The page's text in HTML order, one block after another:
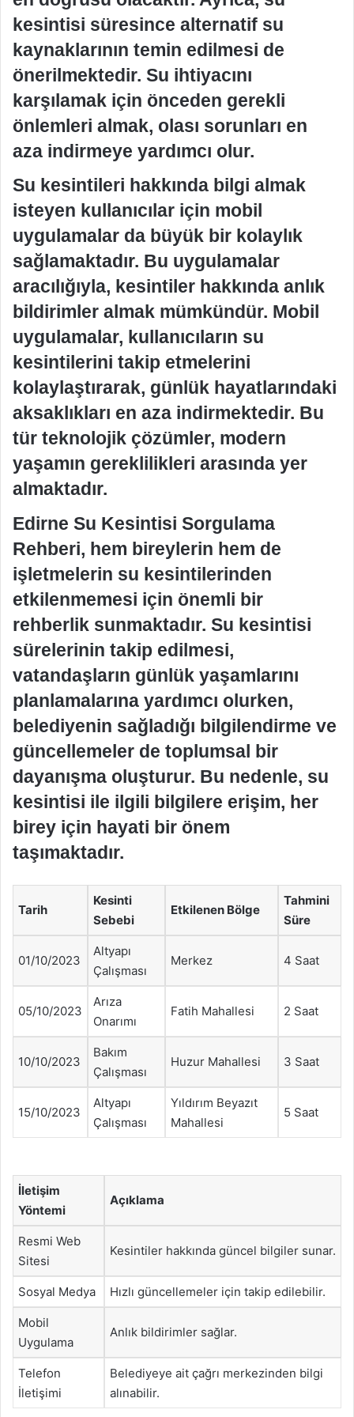
kesintisi süresince alternatif su
kaynaklarının temin edilmesi de
önerilmektedir. Su ihtiyacını
karşılamak için önceden gerekli
önlemleri almak, olası sorunları en
aza indirmeye yardımcı olur.
Su kesintileri hakkında bilgi almak
isteyen kullanıcılar için mobil
uygulamalar da büyük bir kolaylık
sağlamaktadır. Bu uygulamalar
aracılığıyla, kesintiler hakkında anlık
bildirimler almak mümkündür. Mobil
uygulamalar, kullanıcıların su
kesintilerini takip etmelerini
kolaylaştırarak, günlük hayatlarındaki
aksaklıkları en aza indirmektedir. Bu
tür teknolojik çözümler, modern
yaşamın gereklilikleri arasında yer
almaktadır.
Edirne Su Kesintisi Sorgulama
Rehberi, hem bireylerin hem de
işletmelerin su kesintilerinden
etkilenmemesi için önemli bir
rehberlik sunmaktadır. Su kesintisi
sürelerinin takip edilmesi,
vatandaşların günlük yaşamlarını
planlamalarına yardımcı olurken,
belediyenin sağladığı bilgilendirme ve
güncellemeler de toplumsal bir
dayanışma oluşturur. Bu nedenle, su
kesintisi ile ilgili bilgilere erişim, her
birey için hayati bir önem
taşımaktadır.
Tarih
Kesinti
Sebebi
Etkilenen Bölge
Tahmini
Süre
01/10/2023
Altyapı
Çalışması
Merkez 4 Saat
05/10/2023
Arıza
Onarımı
Fatih Mahallesi 2 Saat
10/10/2023
Bakım
Çalışması
Huzur Mahallesi 3 Saat
15/10/2023
Altyapı
Çalışması
Yıldırım Beyazıt
Mahallesi
5 Saat
İletişim
Yöntemi
Açıklama
Resmi Web
Sitesi
Kesintiler hakkında güncel bilgiler sunar.
Sosyal Medya Hızlı güncellemeler için takip edilebilir.
Mobil
Uygulama
Anlık bildirimler sağlar.
Telefon
İletişimi
Belediyeye ait çağrı merkezinden bilgi
alınabilir.